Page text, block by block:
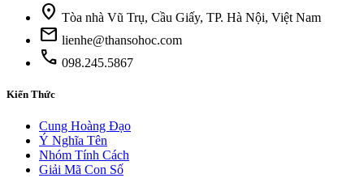
location_on Tòa nhà Vũ Trụ, Cầu Giấy, TP. Hà Nội, Việt Nam
mail lienhe@thansohoc.com
phone 098.245.5867
Kiến Thức
Cung Hoàng Đạo
Ý Nghĩa Tên
Nhóm Tính Cách
Giải Mã Con Số